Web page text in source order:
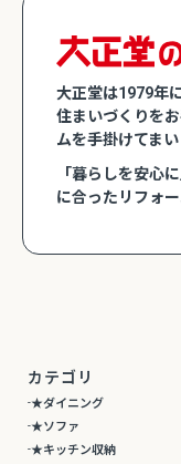
大正堂は1979年
住まいづくりを
ムを手掛けてまい
「暮らしを安心
に合ったリフォ
カテゴリ
★ダイニング
★ソファ
★キッチン収納